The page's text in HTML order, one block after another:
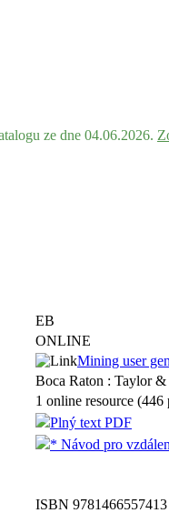
ze dne 04.06.2026.
EB
ONLINE
Mining user
Boca Raton : Taylor
1 online resource
Plný text PDF
* Návod pro
ISBN